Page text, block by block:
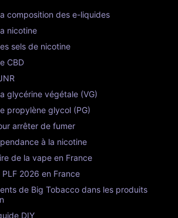
composition des e-liquides
nicotine
sels de nicotine
CBD
glycérine végétale (VG)
propylène glycol (PG)
arrêter de fumer
à la nicotine
de la vape en France
2026 en France
de Big Tobacco dans les produits
DIY